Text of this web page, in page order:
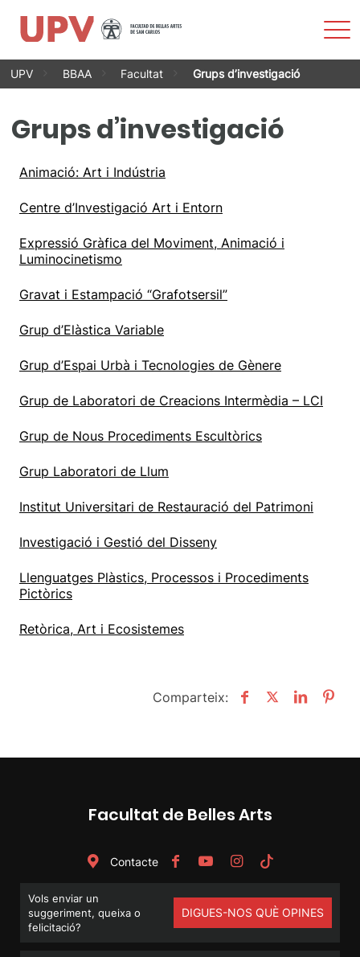
VésUPV BBAA Facultat Grups d’investigació
Grups d’investigació
Animació: Art i Indústria
Centre d’Investigació Art i Entorn
Expressió Gràfica del Moviment, Animació i
Luminocinetismo
Gravat i Estampació “Grafotsersil”
Grup d’Elàstica Variable
Grup d’Espai Urbà i Tecnologies de Gènere
Grup de Laboratori de Creacions Intermèdia – LCI
Grup de Nous Procediments Escultòrics
Grup Laboratori de Llum
Institut Universitari de Restauració del Patrimoni
Investigació i Gestió del Disseny
Llenguatges Plàstics, Processos i Procediments
Pictòrics
Retòrica, Art i Ecosistemes
Comparteix:
Facultat de Belles Arts
Contacte
Vols enviar un
suggeriment, queixa o
felicitació?
DIGUES-NOS QUÈ OPINES